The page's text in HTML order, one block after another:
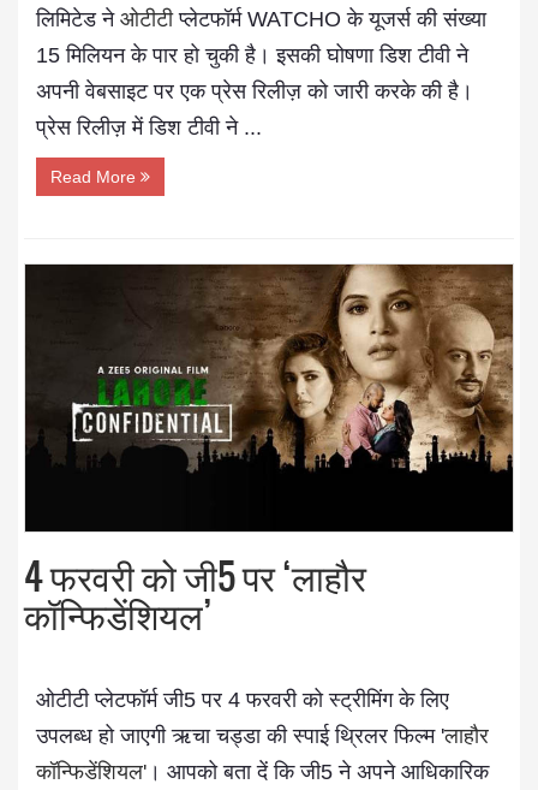
लिमिटेड ने ओटीटीप्लेटफॉर्म WATCHO के यूजर्स की संख्या
15 मिलियन के पार हो चुकी है। इसकी घोषणा डिश टीवी ने
अपनी वेबसाइट पर एक प्रेस रिलीज़ को जारी करके की है।
प्रेस रिलीज़ में डिश टीवी ने ...
Read More
4 फरवरी को जी5 पर ‘लाहौर
कॉन्फिडेंशियल’
ओटीटी प्लेटफॉर्म जी5 पर 4 फरवरी को स्ट्रीमिंग के लिए
उपलब्ध हो जाएगी ऋचा चड्डा की स्पाई थ्रिलर फिल्म 'लाहौर
कॉन्फिडेंशियल' । आपको बता दें कि जी5 ने अपने आधिकारिक